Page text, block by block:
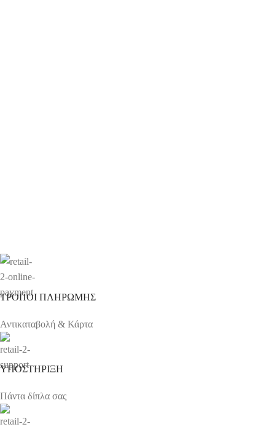
ΤΡΟΠΟΙ ΠΛΗΡΩΜΗΣ
Αντικαταβολή & Κάρτα
ΥΠΟΣΤΗΡΙΞΗ
Πάντα δίπλα σας